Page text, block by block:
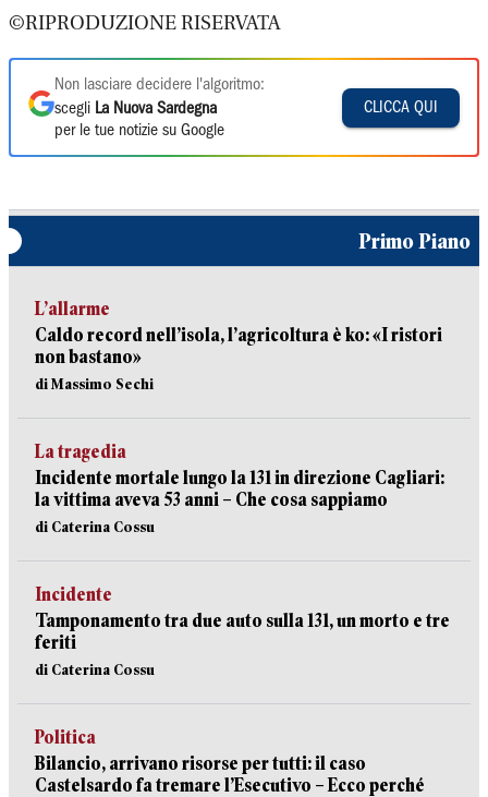
©RIPRODUZIONE RISERVATA
Non lasciare decidere l'algoritmo:
scegli La Nuova Sardegna
per le tue notizie su Google
CLICCA QUI
Primo Piano
L’allarme
Caldo record nell’isola, l’agricoltura è ko: «I ristori
non bastano»
di Massimo Sechi
La tragedia
Incidente mortale lungo la 131 in direzione Cagliari:
la vittima aveva 53 anni – Che cosa sappiamo
di Caterina Cossu
Incidente
Tamponamento tra due auto sulla 131, un morto e tre
feriti
di Caterina Cossu
Politica
Bilancio, arrivano risorse per tutti: il caso
Castelsardo fa tremare l’Esecutivo – Ecco perché